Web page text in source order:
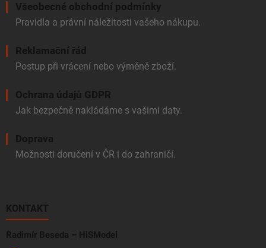
Všeobecné obchodní podmínky
Pravidla a právní náležitosti vašeho nákupu.
Reklamační řád
Postup při vrácení nebo výměně zboží.
Ochrana údajů GDPR
Jak bezpečně nakládáme s vašimi daty.
Doprava
Možnosti doručení v ČR i do zahraničí.
KONTAKT
Radimír Beseda – HiSModel